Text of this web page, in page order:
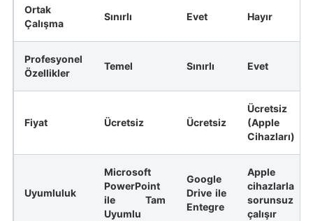
Ortak
Çalışma
Sınırlı Evet Hayır
Profesyonel
Özellikler
Temel Sınırlı Evet
Fiyat Ücretsiz Ücretsiz
Ücretsiz
(Apple
Cihazları)
Uyumluluk
Microsoft
PowerPoint
ile Tam
Uyumlu
Google
Drive ile
Entegre
Apple
cihazlarla
sorunsuz
çalışır